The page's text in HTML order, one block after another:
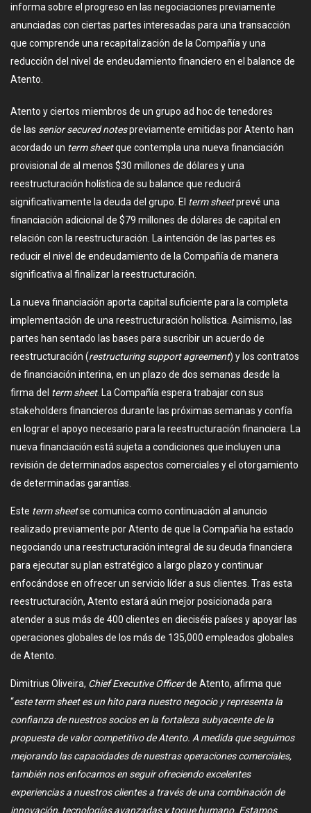
informa sobre el progreso en las negociaciones previamente
anunciadas con ciertas partes interesadas para una transacción
que comprende una recapitalización de la Compañía y una
reducción del nivel de endeudamiento financiero en el balance de
Atento.
Atento y ciertos miembros de un grupo ad hoc de tenedores
de las senior secured notespreviamente emitidas por Atento han
acordado un term sheetque contempla una nueva financiación
provisional de al menos $30 millones de dólares y una
reestructuración holística de su balance que reducirá
significativamente la deuda del grupo. El term sheetprevé una
financiación adicional de $79 millones de dólares de capital en
relación con la reestructuración. La intención de las partes es
reducir el nivel de endeudamiento de la Compañía de manera
significativa al finalizar la reestructuración.
La nueva financiación aporta capital suficiente para la completa
implementación de una reestructuración holística. Asimismo, las
partes han sentado las bases para suscribir un acuerdo de
reestructuración (restructuring support agreement) y los contratos
de financiación interina, en un plazo de dos semanas desde la
firma del term sheet. La Compañía espera trabajar con sus
stakeholders financieros durante las próximas semanas y confía
en lograr el apoyo necesario para la reestructuración financiera. La
nueva financiación está sujeta a condiciones que incluyen una
revisión de determinados aspectos comerciales y el otorgamiento
de determinadas garantías.
Este term sheetse comunica como continuación al anuncio
realizado previamente por Atento de que la Compañía ha estado
negociando una reestructuración integral de su deuda financiera
para ejecutar su plan estratégico a largo plazo y continuar
enfocándose en ofrecer un servicio líder a sus clientes. Tras esta
reestructuración, Atento estará aún mejor posicionada para
atender a sus más de 400 clientes en dieciséis países y apoyar las
operaciones globales de los más de 135,000 empleados globales
de Atento.
Dimitrius Oliveira, Chief Executive Officerde Atento, afirma que
“este term sheet es un hito para nuestro negocio y representa la
confianza de nuestros socios en la fortaleza subyacente de la
propuesta de valor competitivo de Atento. A medida que seguimos
mejorando las capacidades de nuestras operaciones comerciales,
también nos enfocamos en seguir ofreciendo excelentes
experiencias a nuestros clientes a través de una combinación de
innovación, tecnologías avanzadas y toque humano. Estamos